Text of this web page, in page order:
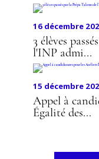
16 décembre
3 élèves
l'INP admi...
15 décembre
Appel à
Égalité des...